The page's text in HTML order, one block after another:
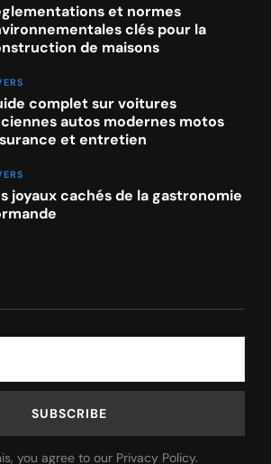
et normes
clés pour la
de maisons
complet sur voitures
autos modernes motos
et entretien
joyaux cachés de la gastronomie
you agree to our Privacy Policy.